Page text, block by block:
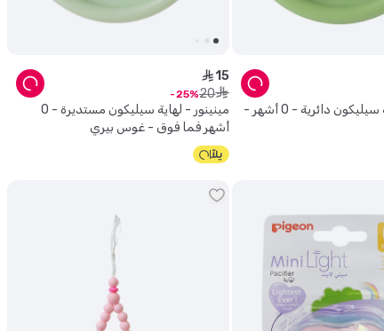
مينينور - لهاية سيليكون دائرية - 0 أشهر -
مينينور - لهاية سيليكون مستديرة - 0
أشهر فما فوق - غوس بيري
ê 15
ê
20
25